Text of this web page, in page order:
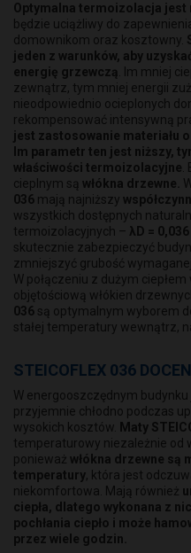
Optymalna termoizolacja jest
będzie uciążliwy do
domownikom oraz kosztowny.
jeden z warunków, aby
energię grzewczą . Im mniej
zewnątrz, tym mniej energii
nieodpowiednio ocieplonych
rekompensować intensywną
jest zastosowanie materiału
Im parametr ten jest niższy,
właściwości termoizolacyjne
cieplnym są włókna drzewne.
036 mają najniższy
wszystkich dostępnych
termoizolacyjnych – λD =
skutecznie zabezpieczyć
zmniejszyć grubość
W połączeniu z dużym
objętościową włókien
036 są optymalnym wyborem
stałej temperatury wewnątrz,
STEICOFLEX 036
W energooszczędnym
przyjemnie chłodno podczas
wysokich kosztów. Maty
temperaturowy niezależnie od
ponieważ włókna drzewne są
temperatury, która jest
niekomfortowa. Mają również
ciepła, dlatego wykonana z
pochłania ciepło i może
przez wiele godzin.